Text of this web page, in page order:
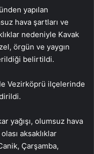
yapılan
hava şartları ve
nedeniyle Kavak
örgün ve yaygın
belirtildi.
Vezirköprü ilçelerinde
yağışı, olumsuz hava
aksaklıklar
Çarşamba,